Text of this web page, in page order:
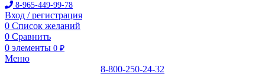
8-965-449-99-78
Вход / регистрация
0 Список желаний
0 Сравнить
0 элементы 0 ₽
Меню
8-800-250-24-32